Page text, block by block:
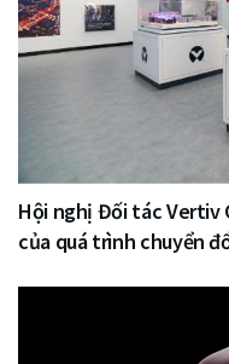
Hội nghị Đối tác Vertiv
của quá trình chuyển